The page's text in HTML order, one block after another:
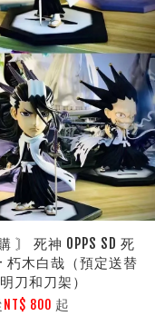
〙 死神 OPPS SD 死
朽木白哉（預定送替
刀和刀架）
NT$ 800 起